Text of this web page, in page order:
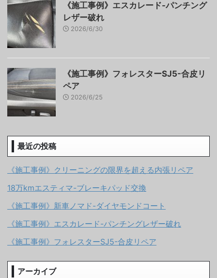
《施工事例》エスカレード-パンチング
レザー破れ
2026/6/30
《施工事例》フォレスターSJ5-合皮リ
ペア
2026/6/25
最近の投稿
《施工事例》クリーニングの限界を超える内張リペア
18万kmエスティマ-ブレーキパッド交換
《施工事例》新車ノマド-ダイヤモンドコート
《施工事例》エスカレード-パンチングレザー破れ
《施工事例》フォレスターSJ5-合皮リペア
アーカイブ